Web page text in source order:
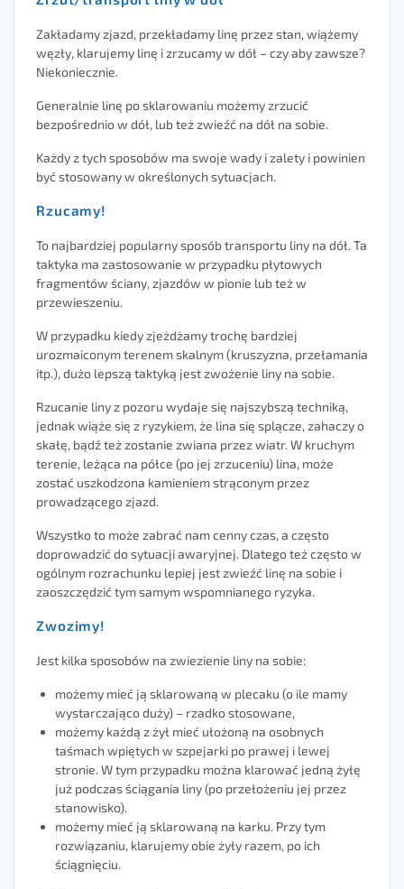
Zakładamy zjazd, przekładamy linę przez stan, wiążemy
węzły, klarujemy linę i zrzucamy w dół – czy aby zawsze?
Niekoniecznie.
Generalnie linę po sklarowaniu możemy zrzucić
bezpośrednio w dół, lub też zwieźć na dół na sobie.
Każdy z tych sposobów ma swoje wady i zalety i powinien
być stosowany w określonych sytuacjach.
Rzucamy!
To najbardziej popularny sposób transportu liny na dół. Ta
taktyka ma zastosowanie w przypadku płytowych
fragmentów ściany, zjazdów w pionie lub też w
przewieszeniu.
W przypadku kiedy zjeżdżamy trochę bardziej
urozmaiconym terenem skalnym (kruszyzna, przełamania
itp.), dużo lepszą taktyką jest zwożenie liny na sobie.
Rzucanie liny z pozoru wydaje się najszybszą techniką,
jednak wiąże się z ryzykiem, że lina się splącze, zahaczy o
skałę, bądź też zostanie zwiana przez wiatr. W kruchym
terenie, leżąca na półce (po jej zrzuceniu) lina, może
zostać uszkodzona kamieniem strąconym przez
prowadzącego zjazd.
Wszystko to może zabrać nam cenny czas, a często
doprowadzić do sytuacji awaryjnej. Dlatego też często w
ogólnym rozrachunku lepiej jest zwieźć linę na sobie i
zaoszczędzić tym samym wspomnianego ryzyka.
Zwozimy!
Jest kilka sposobów na zwiezienie liny na sobie:
możemy mieć ją sklarowaną w plecaku (o ile mamy
wystarczająco duży) – rzadko stosowane,
możemy każdą z żył mieć ułożoną na osobnych
taśmach wpiętych w szpejarki po prawej i lewej
stronie. W tym przypadku można klarować jedną żyłę
już podczas ściągania liny (po przełożeniu jej przez
stanowisko).
możemy mieć ją sklarowaną na karku. Przy tym
rozwiązaniu, klarujemy obie żyły razem, po ich
ściągnięciu.